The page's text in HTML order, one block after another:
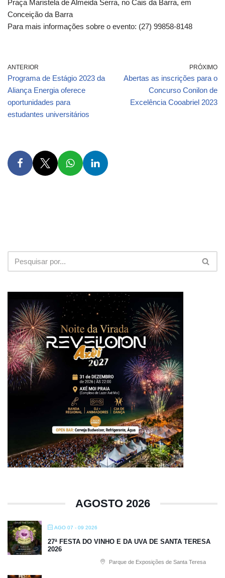
Praça Maristela de Almeida Serra, no Cais da Barra, em
Conceição da Barra
Para mais informações sobre o evento: (27) 99858-8148
ANTERIOR
Programa de Estágio 2023 da
Aliança Energia oferece
oportunidades para
estudantes universitários
PRÓXIMO
Abertas as inscrições para o
Concurso Conilon de
Excelência Cooabriel 2023
AGOSTO 2026
AGO 07 - 09 2026
27ª FESTA DO VINHO E DA UVA DE SANTA TERESA
2026
Parque de Exposições de Santa Teresa